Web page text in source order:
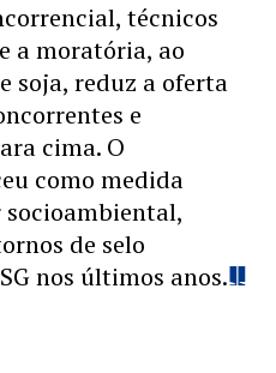
técnicos
a moratória, ao
soja, reduz a oferta
e
cima. O
como medida
de selo
nos últimos anos.